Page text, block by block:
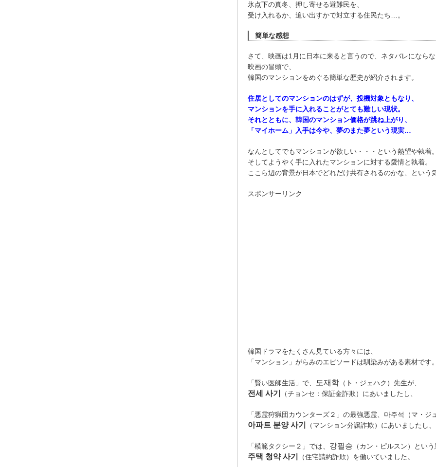
氷点下の真冬、押し寄せる避難民を、
受け入れるか、追い出すかで対立する住民たち…。
簡単な感想
さて、映画は1月に日本に来ると言うので、ネタバレにならな
映画の冒頭で、
韓国のマンションをめぐる簡単な歴史が紹介されます。
住居としてのマンションのはずが、投機対象ともなり、
マンションを手に入れることがとても難しい現状。
それとともに、韓国のマンション価格が跳ね上がり、
「マイホーム」入手は今や、夢のまた夢という現実…
なんとしてでもマンションが欲しい・・・という熱望や執着。
そしてようやく手に入れたマンションに対する愛情と執着。
ここら辺の背景が日本でどれだけ共有されるのかな、という
スポンサーリンク
韓国ドラマをたくさん見ている方々には、
「マンション」がらみのエピソードは馴染みがある素材です。
「賢い医師生活」で、 도재학 （ト・ジェハク）先生が、
전세 사기 （チョンセ：保証金詐欺）にあいましたし、
「悪霊狩猟団カウンターズ２」の最強悪霊、마주석（マ・ジ
아파트 분양 사기 （マンション分譲詐欺）にあいましたし、
「模範タクシー２」では、 강필승 （カン・ピルスン）という
주택 청약 사기 （住宅請約詐欺）を働いていました。